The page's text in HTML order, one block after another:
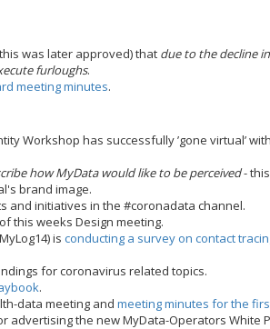
was later approved) that due to the decline
furloughs.
meeting minutes.
Workshop has successfully ’gone virtual’
how MyData would like to be perceived-
brand image.
and initiatives in the #coronadata channel.
this weeks Design meeting.
is conducting a survey on contact
for coronavirus related topics.
.
data meeting and meeting minutes for the
advertising the new MyData-Operators White